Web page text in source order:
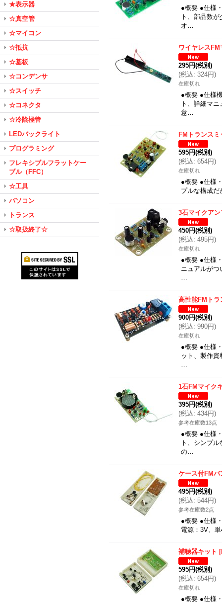
★表示器
☆真空管
☆マイコン
☆抵抗
☆基板
☆コンデンサ
☆スイッチ
☆コネクタ
☆冷陰極管
LEDバックライト
プログラミング
フレキシブルフラットケー
ブル（FFC）
☆工具
パソコン
トランス
☆取扱終了☆
●概要 ●仕様
ト、部品数
オ…
ワイヤレスFM
295円(税別)
(税込: 324円)
在庫切れ
●概要 ●仕様
ト、詳細マ
意…
FMトランス
595円(税別)
(税込: 654円)
在庫切れ
●概要 ●仕様
プルな構成
3石マイクア
450円(税別)
(税込: 495円)
在庫切れ
●概要 ●仕様
ニュアルがつ
…
高性能FMトラ
900円(税別)
(税込: 990円)
在庫切れ
●概要 ●仕様
ット、製作
…
1石FMマイク
395円(税別)
(税込: 434円)
参考在庫数13点
●概要 ●仕様
ト、シンプ
の…
ケース付FMバ
495円(税別)
(税込: 544円)
参考在庫数2点
●概要 ●仕様
電源：3V、
補聴器キット [
595円(税別)
(税込: 654円)
在庫切れ
●概要 ●仕様